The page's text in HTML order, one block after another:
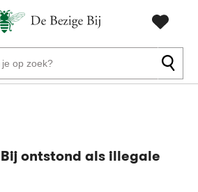
Bij ontstond als illegale